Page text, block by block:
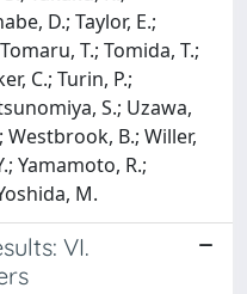
D.; Taylor, E.;
T.; Tomida, T.;
C.; Turin, P.;
S.; Uzawa,
Westbrook, B.; Willer,
Yamamoto, R.;
M.
VI.